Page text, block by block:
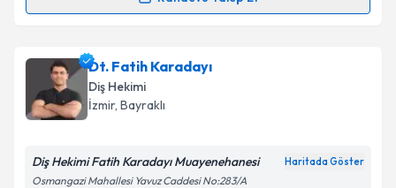
Metni'ni okudum ve kişisel verilerimin belirtilen
Takvim Talebini Gönder
Randevu Takvimi Talebi
Dt. Yusuf Murat Kılıçiçin randevu takvimi talebi
oluşturun. Size bu uzmandan randevu almanız için bir
takvim hazırlandığında e-posta ile bilgilendireceğiz.
Dt. Fatih Karadayı
Diş Hekimi
İzmir, Bayraklı
Diş Hekimi Fatih Karadayı Muayenehanesi Haritada Göster
Osmangazi Mahallesi Yavuz Caddesi No:283/A